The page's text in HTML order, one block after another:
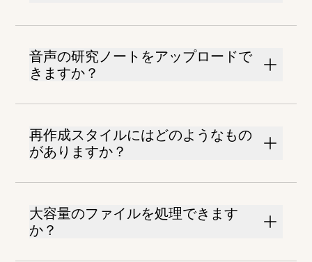
音声の研究ノートをアップロードで
きますか？
再作成スタイルにはどのようなもの
がありますか？
大容量のファイルを処理できます
か？